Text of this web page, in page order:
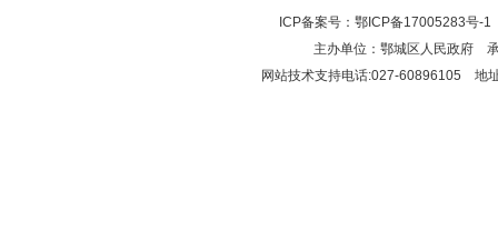
ICP备案号： 鄂ICP备17005283号-1
主办单位：鄂城区人民政府
网站技术支持电话:027-60896105 地